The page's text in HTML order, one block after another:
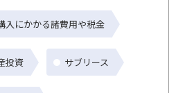
入にかかる諸費用や税金
投資 サブリース